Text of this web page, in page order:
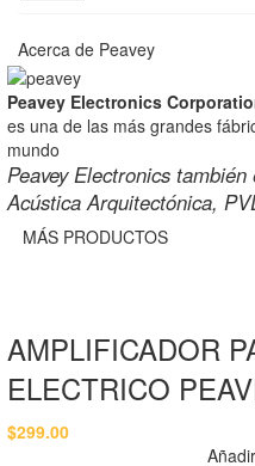
Acerca de Peavey
Peavey Electronics
es una de las más grandes
mundo
Peavey Electronics
Acústica Arquitectónica,
MÁS PRODUCTOS
AMPLIFICADOR
ELECTRICO
$299.00